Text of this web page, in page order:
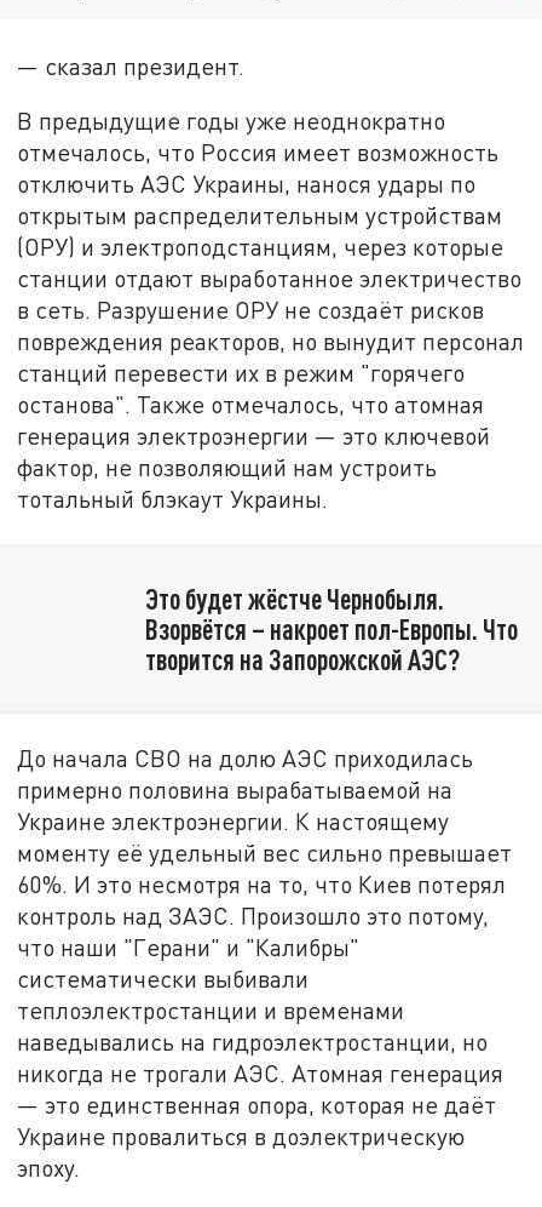
— сказал президент.
В предыдущие годы уже неоднократно
отмечалось, что Россия имеет возможность
отключить АЭС Украины, нанося удары по
открытым распределительным устройствам
(ОРУ) и электроподстанциям, через которые
станции отдают выработанное электричество
в сеть. Разрушение ОРУ не создаёт рисков
повреждения реакторов, но вынудит персонал
станций перевести их в режим "горячего
останова". Также отмечалось, что атомная
генерация электроэнергии — это ключевой
фактор, не позволяющий нам устроить
тотальный блэкаут Украины.
Это будет жёстче Чернобыля.
Взорвётся – накроет пол-Европы. Что
творится на Запорожской АЭС?
До начала СВО на долю АЭС приходилась
примерно половина вырабатываемой на
Украине электроэнергии. К настоящему
моменту её удельный вес сильно превышает
60%. И это несмотря на то, что Киев потерял
контроль над ЗАЭС. Произошло это потому,
что наши "Герани" и "Калибры"
систематически выбивали
теплоэлектростанции и временами
наведывались на гидроэлектростанции, но
никогда не трогали АЭС. Атомная генерация
— это единственная опора, которая не даёт
Украине провалиться в доэлектрическую
эпоху.